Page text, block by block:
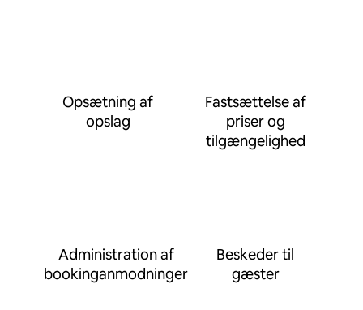
Opsætning af
opslag
Fastsættelse af
priser og
tilgængelighed
Administration af
bookinganmodninger
Beskeder til
gæster